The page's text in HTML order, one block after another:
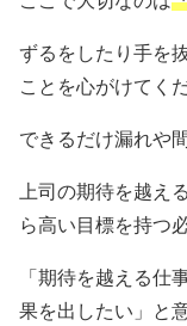
ずるをしたり手を
ことを心がけてく
できるだけ漏れや
上司の期待を越え
ら高い目標を持つ
「期待を越える仕
果を出したい」と